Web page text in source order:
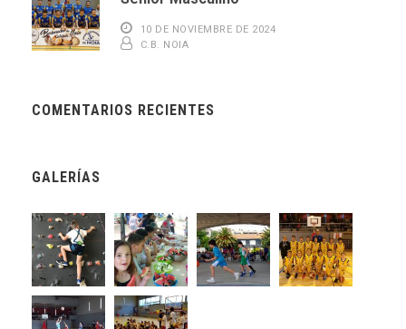
10 DE NOVIEMBRE DE 2024
C.B. NOIA
COMENTARIOS RECIENTES
GALERÍAS